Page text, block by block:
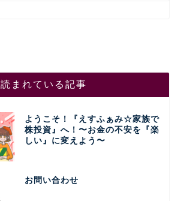
読まれている記事
ようこそ！『えすふぁみ☆家族で
株投資』へ！〜お金の不安を『楽
しい』に変えよう〜
お問い合わせ